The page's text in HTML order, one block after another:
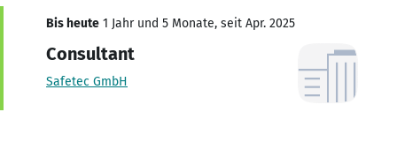
Bis heute 1 Jahr und 5 Monate, seit Apr. 2025
Consultant
Safetec GmbH